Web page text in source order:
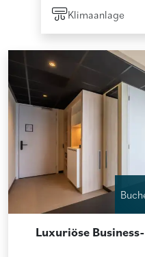
Klimaanlage
Luxuriöse